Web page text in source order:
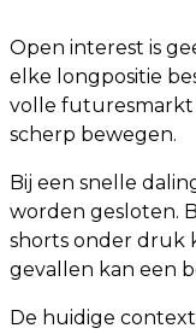
Open interest is
elke longpositie
volle futuresmarkt
scherp bewegen.
Bij een snelle
worden gesloten.
shorts onder druk
gevallen kan een
De huidige